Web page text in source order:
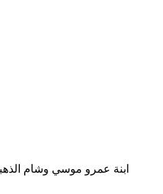
ابنة عمرو موسي وشام